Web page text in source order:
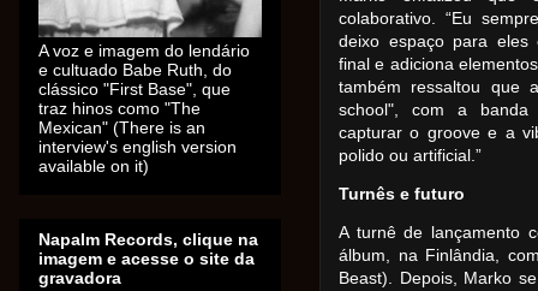
colaborativo. “Eu
deixo espaço para eles
final e adiciona
também ressaltou que
school", com a banda
capturar o groove e a
polido ou artificial.”
Turnês e futuro
A turnê de lançamento
álbum, na Finlândia,
Beast). Depois, Marko
A voz e imagem do lendário
e cultuado Babe Ruth, do
clássico "First Base", que
traz hinos como "The
Mexican" (There is an
interview's english version
available on it)
Napalm Records, clique na
imagem e acesse o site da
gravadora